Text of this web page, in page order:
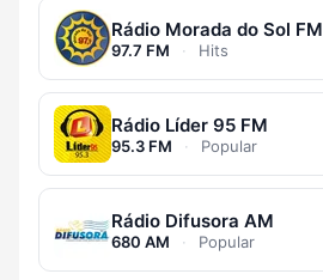
Rádio Morada do Sol FM
97.7 FM · Hits
Rádio Líder 95 FM
95.3 FM · Popular
Rádio Difusora AM
680 AM · Popular